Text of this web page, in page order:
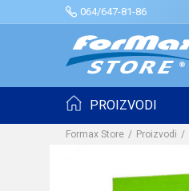
064/647-81-86
PROIZVODI
Formax Store Proizvodi